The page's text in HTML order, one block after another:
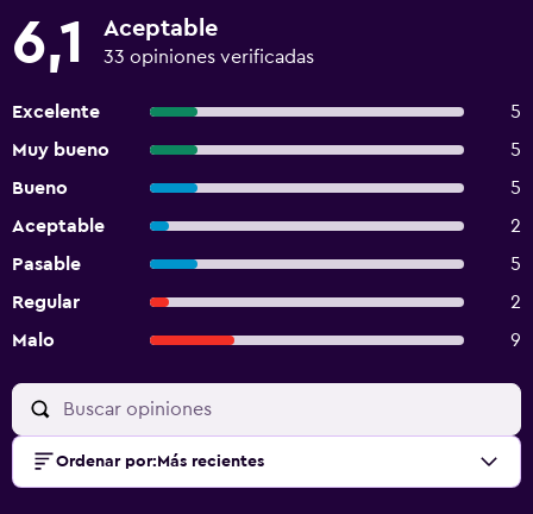
6,1 Aceptable
33 opiniones verificadas
Excelente
5
Muy bueno
5
Bueno
5
Aceptable
2
Pasable
5
Regular
2
Malo
9
Ordenar por: Más recientes